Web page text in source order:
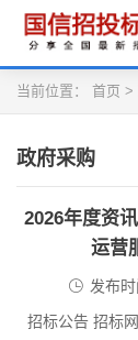
当前位置： 首页 >
政府采购
2026年度资
运营
发布
招标公告 招标